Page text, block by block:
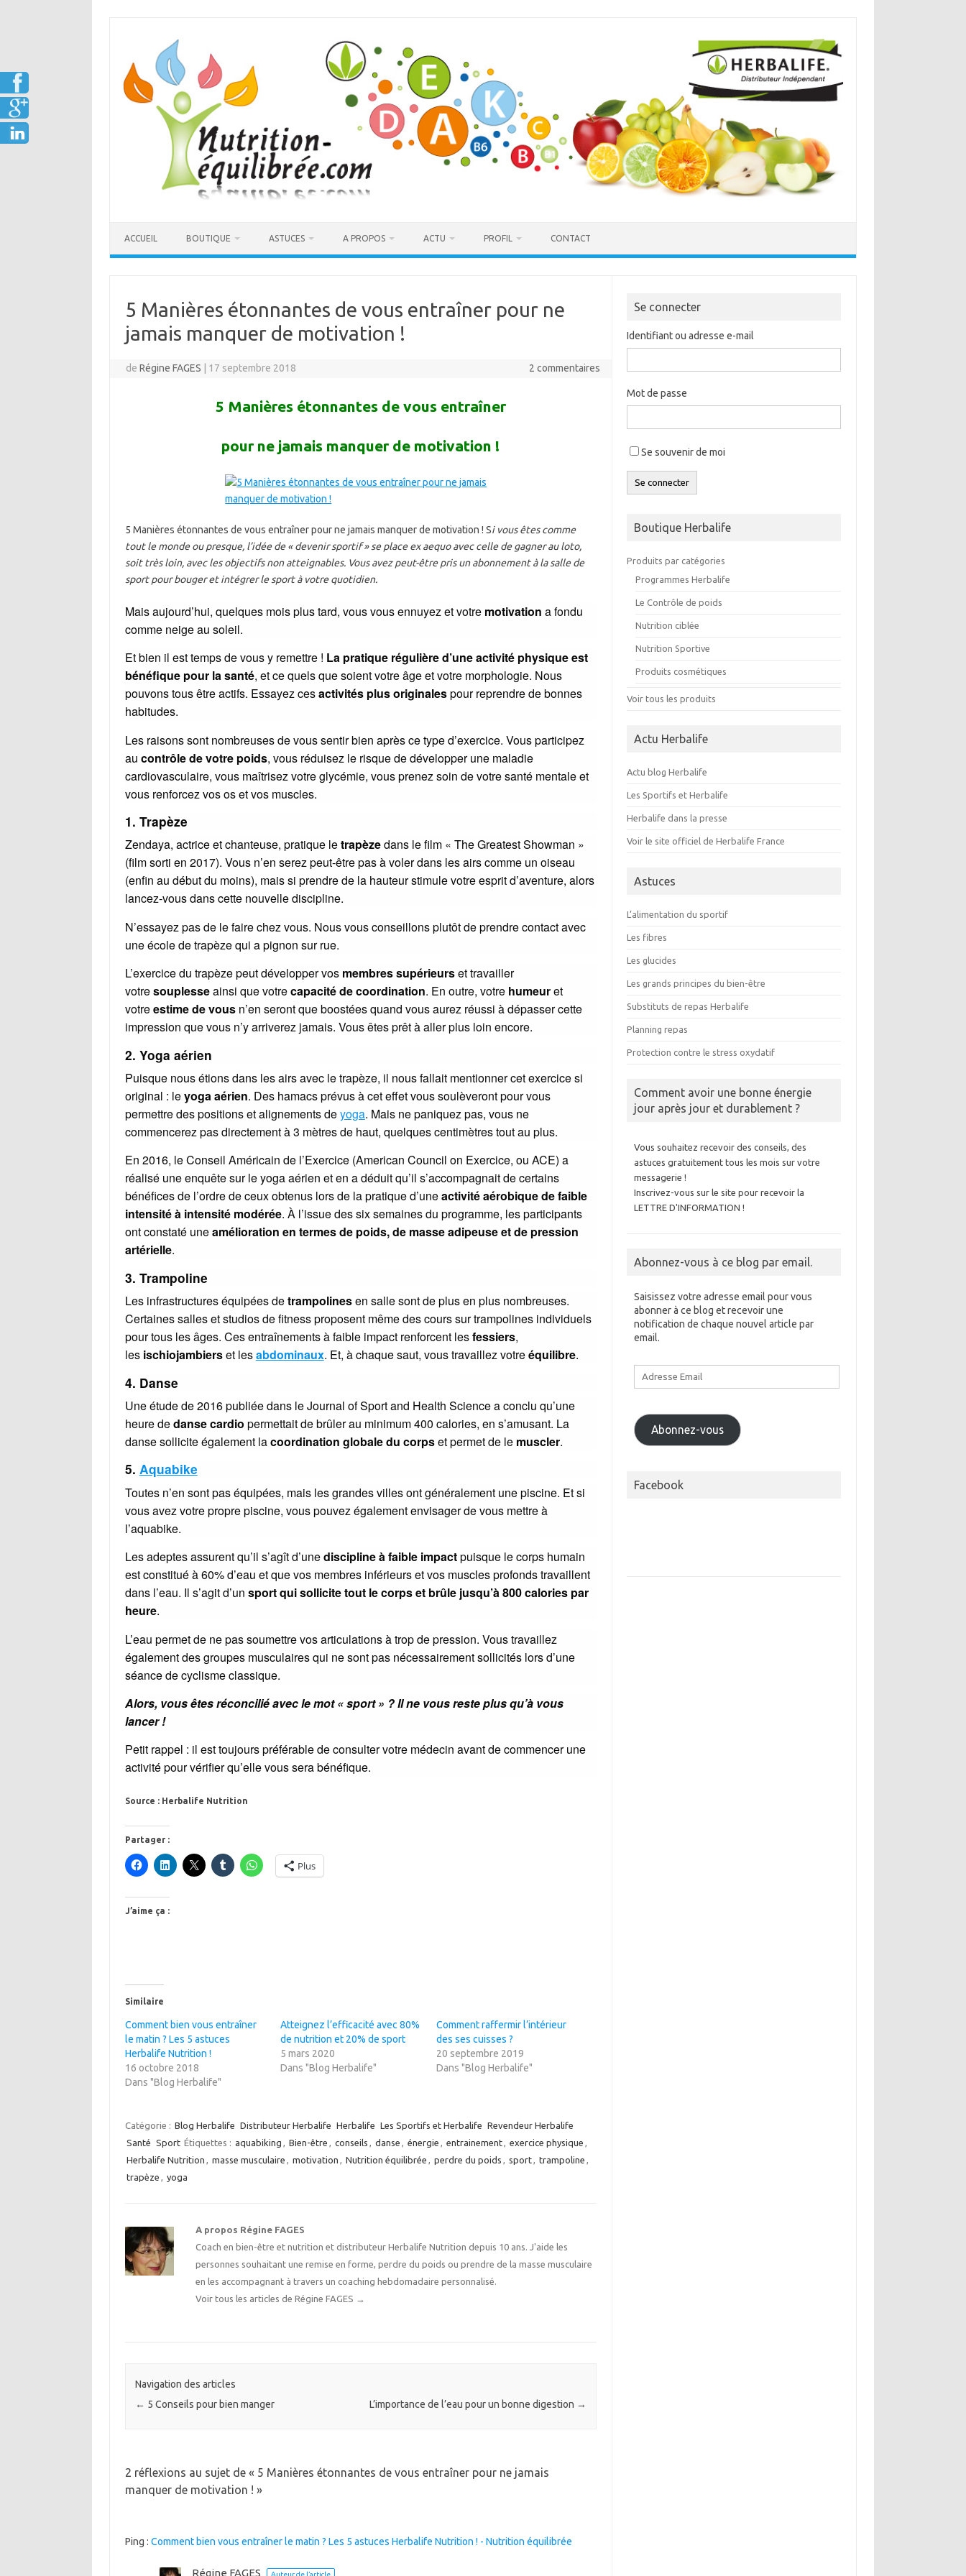
ACCUEIL BOUTIQUE ASTUCES A PROPOS ACTU PROFIL CONTACT
5 Manières étonnantes de vous entraîner pour ne
jamais manquer de motivation !
deRégine FAGES 17 septembre 2018 2 commentaires
5 Manières étonnantes de vous entraîner
pour ne jamais manquer de motivation !
5 Manières étonnantes de vous entraîner pour ne jamais manquer de motivation ! Si vous êtes comme
tout le monde ou presque, l’idée de « devenir sportif » se place ex aequo avec celle de gagner au loto,
soit très loin, avec les objectifs non atteignables. Vous avez peut-être pris un abonnement à la salle de
sport pour bouger et intégrer le sport à votre quotidien.
Mais aujourd’hui, quelques mois plus tard, vous vous ennuyez et votre motivation a fondu
comme neige au soleil.
Et bien il est temps de vous y remettre ! La pratique régulière d’une activité physique est
bénéfique pour la santé, et ce quels que soient votre âge et votre morphologie. Nous
pouvons tous être actifs. Essayez cesactivités plus originalespour reprendre de bonnes
habitudes.
Les raisons sont nombreuses de vous sentir bien après ce type d’exercice. Vous participez
au contrôle de votre poids, vous réduisez le risque de développer une maladie
cardiovasculaire, vous maîtrisez votre glycémie, vous prenez soin de votre santé mentale et
vous renforcez vos os et vos muscles.
1. Trapèze
Zendaya, actrice et chanteuse, pratique letrapèzedans le film « The Greatest Showman »
(film sorti en 2017). Vous n’en serez peut-être pas à voler dans les airs comme un oiseau
(enfin au début du moins), mais si prendre de la hauteur stimule votre esprit d’aventure, alors
lancez-vous dans cette nouvelle discipline.
N’essayez pas de le faire chez vous. Nous vous conseillons plutôt de prendre contact avec
une école de trapèze qui a pignon sur rue.
L’exercice du trapèze peut développer vos membres supérieurset travailler
votresouplesseainsi que votrecapacité de coordination. En outre, votre humeuret
votreestime de vousn’en seront que boostées quand vous aurez réussi à dépasser cette
impression que vous n’y arriverez jamais. Vous êtes prêt à aller plus loin encore.
2. Yoga aérien
Puisque nous étions dans les airs avec le trapèze, il nous fallait mentionner cet exercice si
original : leyoga aérien. Des hamacs prévus à cet effet vous soulèveront pour vous
permettre des positions et alignements deyoga. Mais ne paniquez pas, vous ne
commencerez pas directement à 3 mètres de haut, quelques centimètres tout au plus.
En 2016, le Conseil Américain de l’Exercice (American Council on Exercice, ou ACE) a
réalisé une enquête sur le yoga aérien et en a déduit qu’il s’accompagnait de certains
bénéfices de l’ordre de ceux obtenus lors de la pratique d’uneactivité aérobique de faible
intensité à intensité modérée. À l’issue des six semaines du programme, les participants
ont constaté uneamélioration en termes de poids, de masse adipeuse et de pression
artérielle.
3. Trampoline
Les infrastructures équipées detrampolinesen salle sont de plus en plus nombreuses.
Certaines salles et studios de fitness proposent même des cours sur trampolines individuels
pour tous les âges. Ces entraînements à faible impact renforcent lesfessiers,
les ischiojambierset lesabdominaux. Et, à chaque saut, vous travaillez votreéquilibre.
4. Danse
Une étude de 2016 publiée dans le Journal of Sport and Health Science a conclu qu’une
heure dedanse cardio permettait de brûler au minimum 400 calories, en s’amusant. La
danse sollicite également lacoordination globale du corpset permet de le muscler.
5. Aquabike
Toutes n’en sont pas équipées, mais les grandes villes ont généralement une piscine. Et si
vous avez votre propre piscine, vous pouvez également envisager de vous mettre à
l’aquabike.
Les adeptes assurent qu’il s’agît d’unediscipline à faible impactpuisque le corps humain
est constitué à 60% d’eau et que vos membres inférieurs et vos muscles profonds travaillent
dans l’eau. Il s’agit d’un sport qui sollicite tout le corps et brûle jusqu’à 800 calories par
heure.
L’eau permet de ne pas soumettre vos articulations à trop de pression. Vous travaillez
également des groupes musculaires qui ne sont pas nécessairement sollicités lors d’une
séance de cyclisme classique.
Alors, vous êtes réconcilié avec le mot « sport » ? Il ne vous reste plus qu’à vous
lancer !
Petit rappel : il est toujours préférable de consulter votre médecin avant de commencer une
activité pour vérifier qu’elle vous sera bénéfique.
Source : Herbalife Nutrition
Partager :
Plus
J’aime ça :
Similaire
Comment bien vous entraîner
le matin ? Les 5 astuces
Herbalife Nutrition !
16 octobre 2018
Dans "Blog Herbalife"
Atteignez l’efficacité avec 80%
de nutrition et 20% de sport
5 mars 2020
Dans "Blog Herbalife"
Comment raffermir l’intérieur
des ses cuisses ?
20 septembre 2019
Dans "Blog Herbalife"
Catégorie : Blog Herbalife Distributeur Herbalife Herbalife Les Sportifs et Herbalife Revendeur Herbalife
Santé Sport Étiquettes : aquabiking , Bien-être , conseils , danse , énergie , entrainement, exercice physique ,
Herbalife Nutrition , masse musculaire , motivation , Nutrition équilibrée , perdre du poids , sport, trampoline ,
trapèze , yoga
A propos Régine FAGES
Coach en bien-être et nutrition et distributeur Herbalife Nutrition depuis 10 ans. J'aide les
personnes souhaitant une remise en forme, perdre du poids ou prendre de la masse musculaire
en les accompagnant à travers un coaching hebdomadaire personnalisé.
Voir tous les articles de Régine FAGES →
Navigation des articles
← 5 Conseils pour bien manger L’importance de l’eau pour un bonne digestion →
2 réflexions au sujet de « 5 Manières étonnantes de vous entraîner pour ne jamais
manquer de motivation ! »
Ping : Comment bien vous entraîner le matin ? Les 5 astuces Herbalife Nutrition ! - Nutrition équilibrée
Régine FAGES Auteur de l’article
Se connecter
Identifiant ou adresse e-mail
Mot de passe
Se souvenir de moi
Se connecter
Boutique Herbalife
Produits par catégories
Programmes Herbalife
Le Contrôle de poids
Nutrition ciblée
Nutrition Sportive
Produits cosmétiques
Voir tous les produits
Actu Herbalife
Actu blog Herbalife
Les Sportifs et Herbalife
Herbalife dans la presse
Voir le site officiel de Herbalife France
Astuces
L’alimentation du sportif
Les fibres
Les glucides
Les grands principes du bien-être
Substituts de repas Herbalife
Planning repas
Protection contre le stress oxydatif
Comment avoir une bonne énergie
jour après jour et durablement ?
Vous souhaitez recevoir des conseils, des
astuces gratuitement tous les mois sur votre
messagerie !
Inscrivez-vous sur le site pour recevoir la
LETTRE D'INFORMATION !
Abonnez-vous à ce blog par email.
Saisissez votre adresse email pour vous
abonner à ce blog et recevoir une
notification de chaque nouvel article par
email.
Adresse
Abonnez-vous
Facebook